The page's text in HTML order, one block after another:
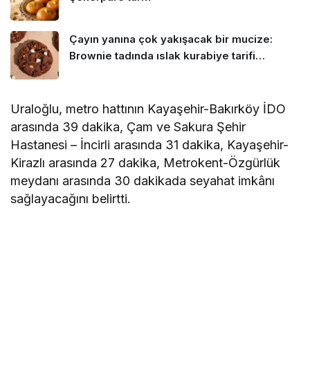
Çayın yanına çok yakışacak bir mucize:
Brownie tadında ıslak kurabiye tarifi…
Uraloğlu, metro hattının Kayaşehir-Bakırköy İDO
arasında 39 dakika, Çam ve Sakura Şehir
Hastanesi – İncirli arasında 31 dakika, Kayaşehir-
Kirazlı arasında 27 dakika, Metrokent-Özgürlük
meydanı arasında 30 dakikada seyahat imkânı
sağlayacağını belirtti.